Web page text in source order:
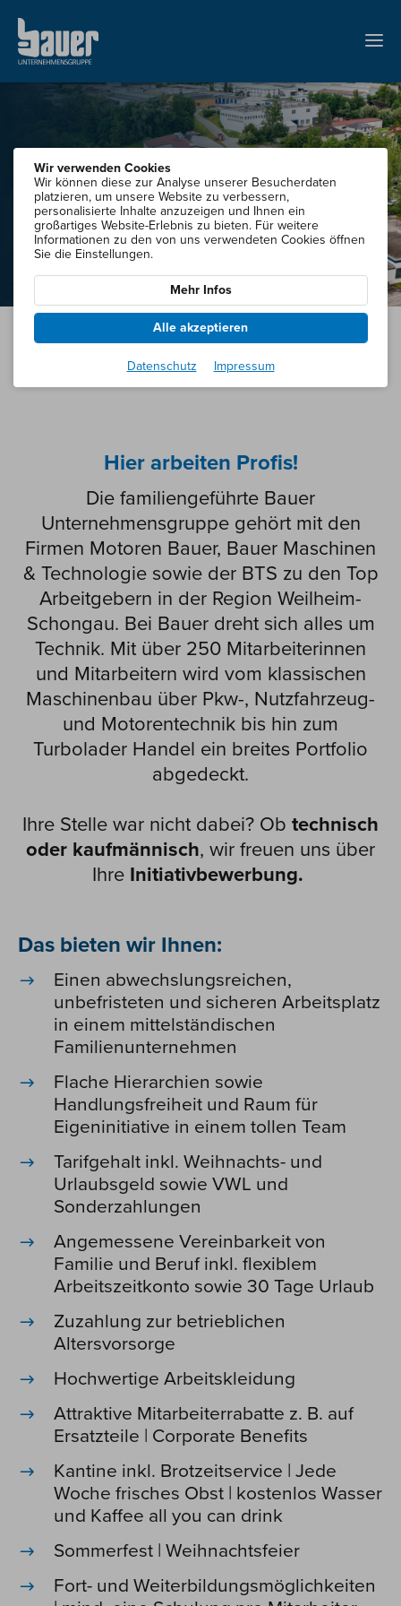
Initiativbewerbung
Hier arbeiten Profis!
Die familiengeführte Bauer
Unternehmensgruppe gehört mit den
Firmen Motoren Bauer, Bauer Maschinen
& Technologie sowie der BTS zu den Top
Arbeitgebern in der Region Weilheim-
Schongau. Bei Bauer dreht sich alles um
Technik. Mit über 250 Mitarbeiterinnen
und Mitarbeitern wird vom klassischen
Maschinenbau über Pkw-, Nutzfahrzeug-
und Motorentechnik bis hin zum
Turbolader Handel ein breites Portfolio
abgedeckt.
Ihre Stelle war nicht dabei? Ob technisch
oder kaufmännisch, wir freuen uns über
Ihre Initiativbewerbung.
Das bieten wir Ihnen:
Einen abwechslungsreichen,
unbefristeten und sicheren Arbeitsplatz
in einem mittelständischen
Familienunternehmen
Flache Hierarchien sowie
Handlungsfreiheit und Raum für
Eigeninitiative in einem tollen Team
Tarifgehalt inkl. Weihnachts- und
Urlaubsgeld sowie VWL und
Sonderzahlungen
Angemessene Vereinbarkeit von
Familie und Beruf inkl. flexiblem
Arbeitszeitkonto sowie 30 Tage Urlaub
Zuzahlung zur betrieblichen
Altersvorsorge
Hochwertige Arbeitskleidung
Attraktive Mitarbeiterrabatte z. B. auf
Ersatzteile | Corporate Benefits
Kantine inkl. Brotzeitservice | Jede
Woche frisches Obst | kostenlos Wasser
und Kaffee all you can drink
Sommerfest | Weihnachtsfeier
Fort- und Weiterbildungsmöglichkeiten
Wir verwenden Cookies
Wir können diese zur Analyse unserer Besucherdaten
platzieren, um unsere Website zu verbessern,
personalisierte Inhalte anzuzeigen und Ihnen ein
großartiges Website-Erlebnis zu bieten. Für weitere
Informationen zu den von uns verwendeten Cookies öffnen
Sie die Einstellungen.
Mehr Infos
Alle akzeptieren
Datenschutz Impressum